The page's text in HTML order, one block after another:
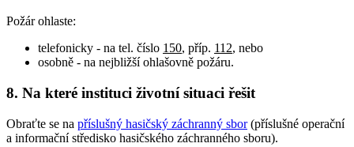
Požár ohlaste:
telefonicky - na tel. číslo 150, příp. 112, nebo
osobně - na nejbližší ohlašovně požáru.
8. Na které instituci životní situaci řešit
Obraťte se na příslušný hasičský záchranný sbor(příslušné operační
a informační středisko hasičského záchranného sboru).